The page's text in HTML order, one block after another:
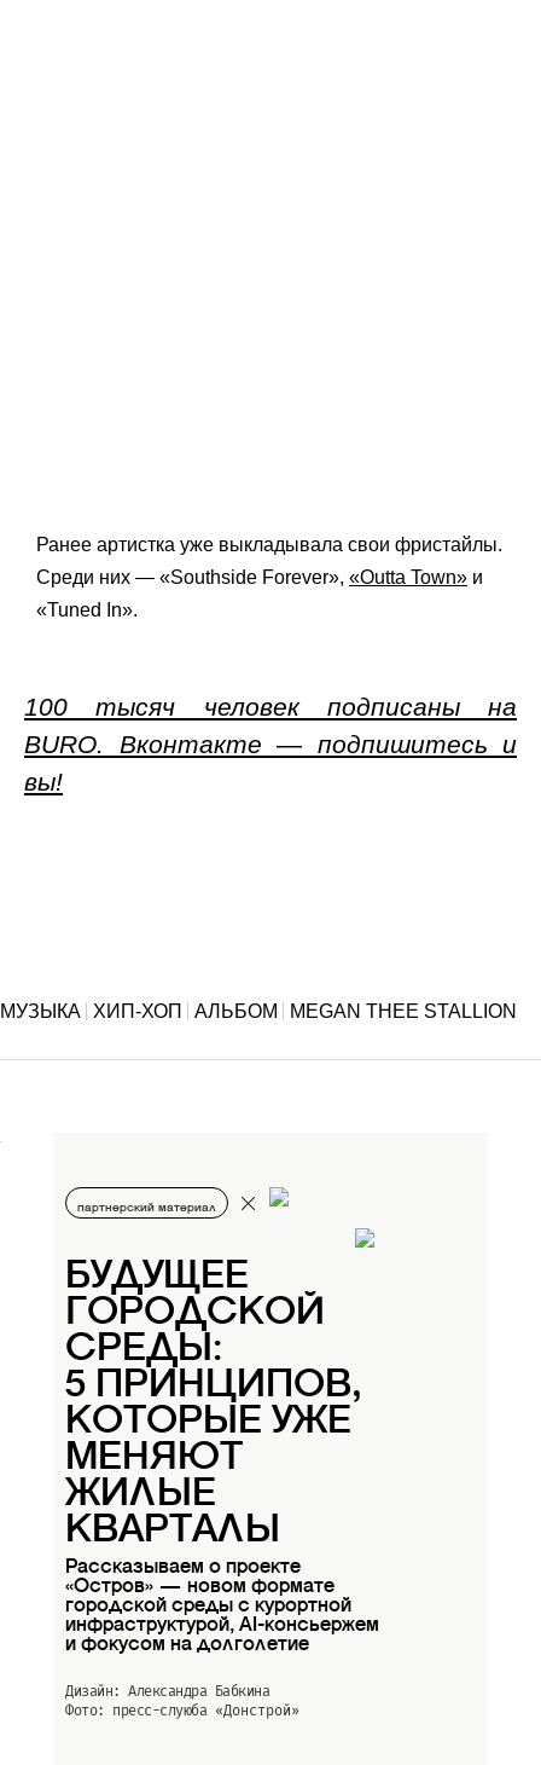
Ранее артистка уже выкладывала свои фристайлы.
Среди них — «Southside Forever», «Outta Town» и
«Tuned In».
100 тысяч человек подписаны на
BURO. Вконтакте — подпишитесь и
вы!
МУЗЫКА ХИП-ХОП АЛЬБОМ MEGAN THEE STALLION
партнерский материал
БУДУЩЕЕ
ГОРОДСКОЙ
СРЕДЫ:
5 ПРИНЦИПОВ,
КОТОРЫЕ УЖЕ
МЕНЯЮТ
ЖИЛЫЕ
КВАРТАЛЫ
Рассказываем о проекте
«Остров» — новом формате
городской среды с курортной
инфраструктурой, AI-консьержем
и фокусом на долголетие
Дизайн: Александра Бабкина
Фото: пресс-слуюба «Донстрой»